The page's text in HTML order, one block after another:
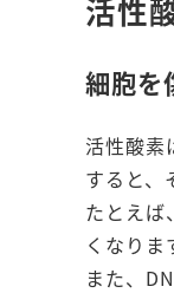
活性
細胞を
活性酸素
すると、
たとえば
くなりま
また、